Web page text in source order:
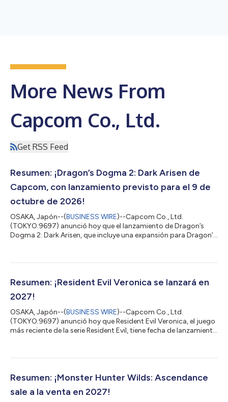
More News From
Capcom Co., Ltd.
Get RSS Feed
Resumen: ¡Dragon’s Dogma 2: Dark Arisen de
Capcom, con lanzamiento previsto para el 9 de
octubre de 2026!
OSAKA, Japón--(BUSINESS WIRE)--Capcom Co., Ltd.
(TOKYO:9697) anunció hoy que el lanzamiento de Dragon’s
Dogma 2: Dark Arisen, que incluye una expansión para Dragon’s
ambiente de fantasía, donde los jugadores se aventuran en un
lanzamiento del primer juego en 2012, la serie cosechó elogios
en todo el mundo por sus caracterís...
Resumen: ¡Resident Evil Veronica se lanzará en
2027!
OSAKA, Japón--(BUSINESS WIRE)--Capcom Co., Ltd.
(TOKYO:9697) anunció hoy que Resident Evil Veronica, el juego
más reciente de la serie Resident Evil, tiene fecha de lanzamiento
de armas y otros objetos para sobrevivir en situaciones
apasionada, las ventas de juegos totales desde el primer
lanzamiento de esta se...
Resumen: ¡Monster Hunter Wilds: Ascendance
sale a la venta en 2027!